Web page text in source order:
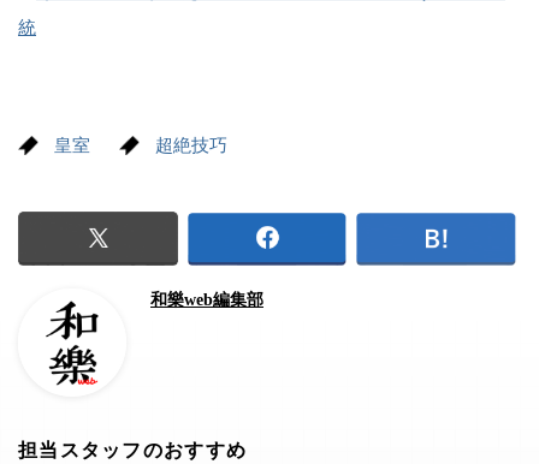
統
皇室 超絶技巧
和樂web編集部
担当スタッフのおすすめ